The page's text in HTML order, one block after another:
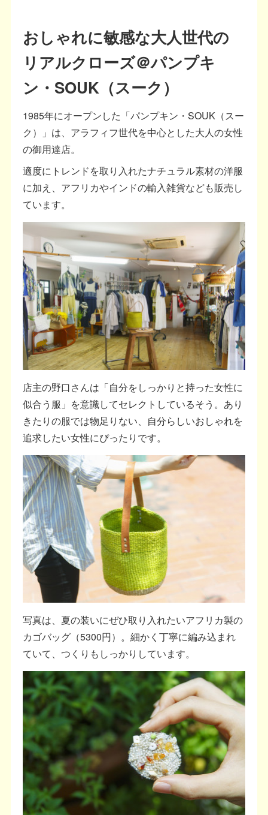
おしゃれに敏感な大人世代の
リアルクローズ＠パンプキ
ン・SOUK（スーク）
1985年にオープンした「パンプキン・SOUK（スー
ク）」は、アラフィフ世代を中心とした大人の女性
の御用達店。
適度にトレンドを取り入れたナチュラル素材の洋服
に加え、アフリカやインドの輸入雑貨なども販売し
ています。
店主の野口さんは「自分をしっかりと持った女性に
似合う服」を意識してセレクトしているそう。あり
きたりの服では物足りない、自分らしいおしゃれを
追求したい女性にぴったりです。
写真は、夏の装いにぜひ取り入れたいアフリカ製の
カゴバッグ（5300円）。細かく丁寧に編み込まれ
ていて、つくりもしっかりしています。